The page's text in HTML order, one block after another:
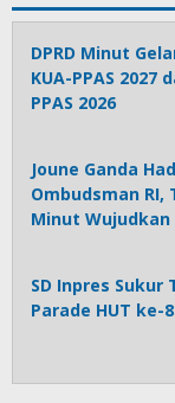
DPRD Minut
KUA-PPAS 2027
PPAS 2026
Joune Ganda
Ombudsman
Minut Wujudkan
SD Inpres Sukur
Parade HUT ke-